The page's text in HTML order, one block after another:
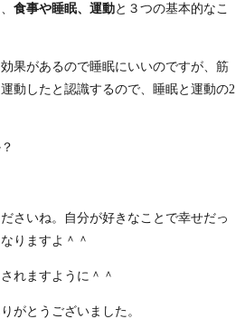
食事や睡眠、運動と３つの基本的なこ
果があるので睡眠にいいのですが、筋
動したと認識するので、 睡眠と運動の2
さいね。自分が好きなことで幸せだっ
りますよ＾＾
れますように＾＾
がとうございました。